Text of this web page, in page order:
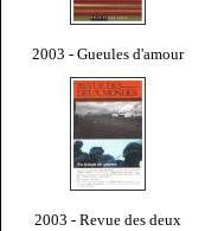
2003 - Gueules d'amour
2003 - Revue des deux